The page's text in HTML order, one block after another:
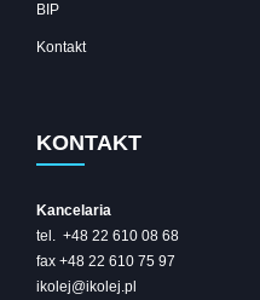
BIP
Kontakt
KONTAKT
Kancelaria
tel. +48 22 610 08 68
fax +48 22 610 75 97
ikolej@ikolej.pl